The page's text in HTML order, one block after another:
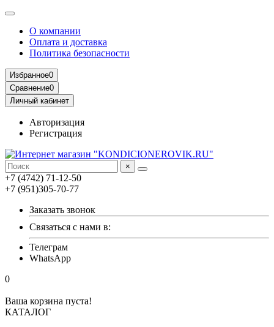
О компании
Оплата и доставка
Политика безопасности
Избранное0
Сравнение0
Личный кабинет
Авторизация
Регистрация
×
+7 (4742) 71-12-50
+7 (951)305-70-77
Заказать звонок
Связаться с нами в:
Телеграм
WhatsApp
0
Ваша корзина пуста!
КАТАЛОГ